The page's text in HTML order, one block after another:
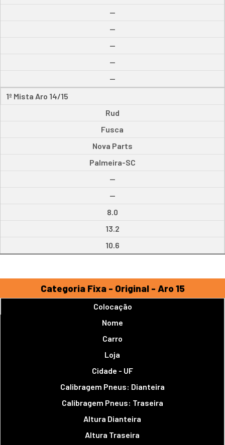
--
--
--
--
--
1º Mista Aro 14/15
Rud
Fusca
Nova Parts
Palmeira-SC
--
--
8.0
13.2
10.6
Categoria Fixa - Original - Aro 15
Colocação
Nome
Carro
Loja
Cidade - UF
Calibragem Pneus: Dianteira
Calibragem Pneus: Traseira
Altura Dianteira
Altura Traseira